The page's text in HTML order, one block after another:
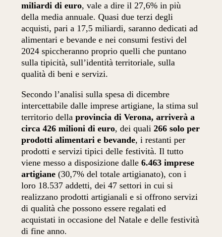
miliardi di euro, vale a dire il 27,6% in più
della media annuale. Quasi due terzi degli
acquisti, pari a 17,5 miliardi, saranno dedicati ad
alimentari e bevande e nei consumi festivi del
2024 spiccheranno proprio quelli che puntano
sulla tipicità, sull’identità territoriale, sulla
qualità di beni e servizi.
Secondo l’analisi sulla spesa di dicembre
intercettabile dalle imprese artigiane, la stima sul
territorio dellaprovincia di Verona, arriverà a
circa 426 milioni di euro, dei quali266 solo per
prodotti alimentari e bevande, i restanti per
prodotti e servizi tipici delle festività. Il tutto
viene messo a disposizione dalle6.463 imprese
artigiane (30,7% del totale artigianato), con i
loro 18.537 addetti, dei 47 settori in cui si
realizzano prodotti artigianali e si offrono servizi
di qualità che possono essere regalati ed
acquistati in occasione del Natale e delle festività
di fine anno.